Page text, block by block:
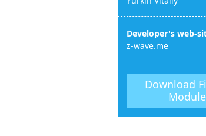
Developer's web-
z-wave.me
Download
Module